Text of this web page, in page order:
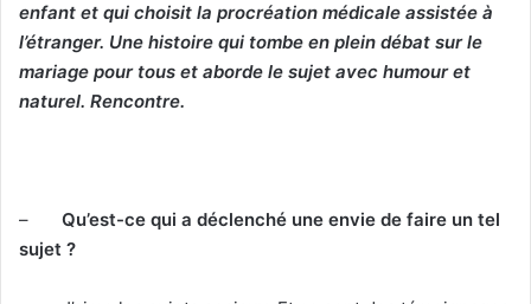
e
r
u
n
r
enfant et qui choisit la procréation médicale assistée à
l’étranger. Une histoire qui tombe en plein débat sur le
mariage pour tous et aborde le sujet avec humour et
naturel. Rencontre.
– Qu’est-ce qui a déclenché une envie de faire un tel
sujet ?